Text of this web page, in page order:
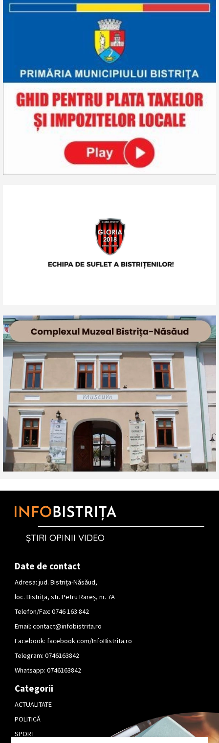
ȘTIRI OPINII VIDEO
Date de contact
Adresa: jud. Bistrița-Năsăud,
loc. Bistrița, str. Petru Rareș, nr. 7A
Telefon/Fax: 0746 163 842
Email: contact@infobistrita.ro
Facebook: facebook.com/InfoBistrita.ro
Telegram: 0746163842
Whatsapp: 0746163842
Categorii
ACTUALITATE
POLITICĂ
SPORT